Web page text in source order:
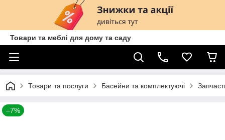
Товари та меблі для дому та саду
Товари та послуги Басейни та комплектуючі
–7%